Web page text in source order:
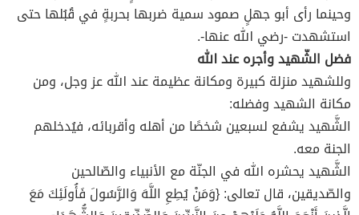
وحينما رأى أبو جهلٍ صمود سمية ضربها بحربةٍ في قُبُلها حتى
استشهدت -رضي الله عنها-.
فضل الشّهيد وأجره عند الله
وللشهيد منزلة كبيرة ومكانة عظيمة عند الله عز وجل، ومن
مكانة الشهيد وفضله:
الشَّهيد يشفع لسبعين شخصًا من أهله وأقربائه، فيُدخلهم
الجنة معه.
الشَّهيد يحشره الله في الجنّة مع الأنبياء والصّالحين
والصّديقين، قال تعالى: {وَمَنْ يُطِعِ اللَّهَ وَالرَّسُولَ فَأُولَئِكَ مَعَ